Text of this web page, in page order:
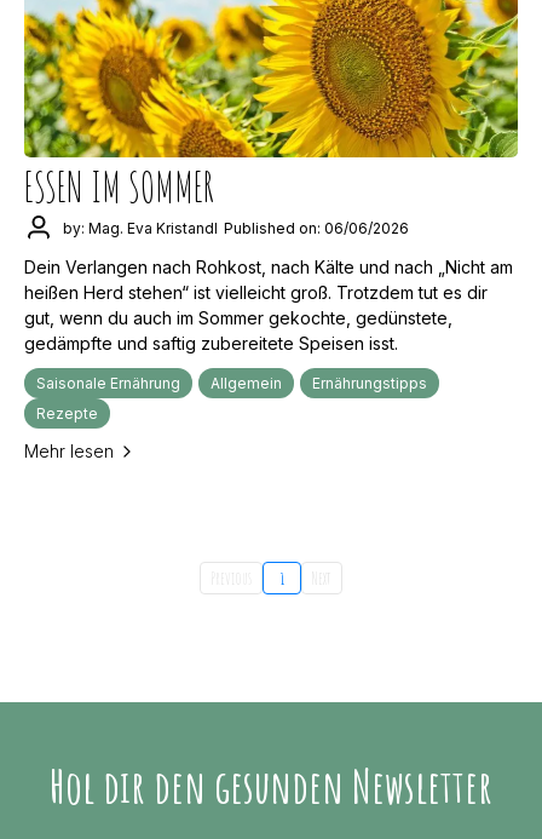
ESSEN IM SOMMER
by: Mag. Eva Kristandl Published on: 06/06/2026
Dein Verlangen nach Rohkost, nach Kälte und nach „Nicht am
heißen Herd stehen“ ist vielleicht groß. Trotzdem tut es dir
gut, wenn du auch im Sommer gekochte, gedünstete,
gedämpfte und saftig zubereitete Speisen isst.
Saisonale Ernährung Allgemein
Ernährungstipps
Rezepte
Mehr lesen
Previous 1 Next
Hol dir den gesunden Newsletter